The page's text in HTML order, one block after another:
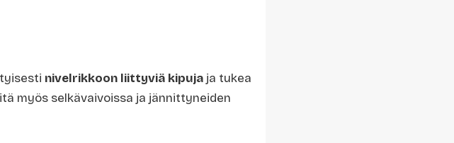
nivelrikkoon liittyviä kipuja ja tukea
myös selkävaivoissa ja jännittyneiden